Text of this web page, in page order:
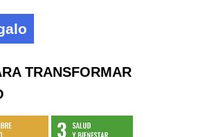
TRANSFORMAR